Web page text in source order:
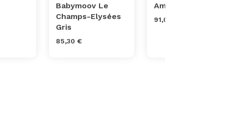
Babymoov Le
Champs-Elysées
Gris
85,30 €
Amsterdam Gris
91,00 €